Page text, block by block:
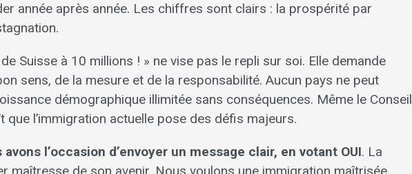
année après année. Les chiffres sont clairs : la prospérité par
de Suisse à 10 millions ! » ne vise pas le repli sur soi. Elle demande
sens, de la mesure et de la responsabilité. Aucun pays ne peut
démographique illimitée sans conséquences. Même le Conseil
que l’immigration actuelle pose des défis majeurs.
l’occasion d’envoyer un message clair, en votant OUI. La